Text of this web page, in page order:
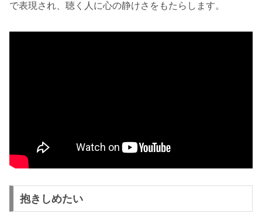
で表現され、聴く人に心の静けさをもたらします。
抱きしめたい